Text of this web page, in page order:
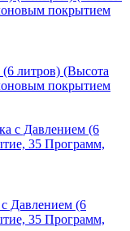
литров) (Высота
покрытием
Давлением (6
35 Программ,